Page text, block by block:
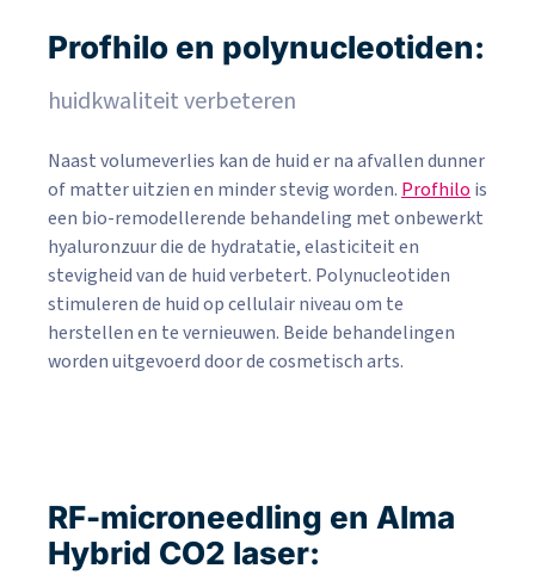
Profhilo en polynucleotiden:
huidkwaliteit verbeteren
Naast volumeverlies kan de huid er na afvallen dunner
of matter uitzien en minder stevig worden. Profhilo is
een bio-remodellerende behandeling met onbewerkt
hyaluronzuur die de hydratatie, elasticiteit en
stevigheid van de huid verbetert. Polynucleotiden
stimuleren de huid op cellulair niveau om te
herstellen en te vernieuwen. Beide behandelingen
worden uitgevoerd door de cosmetisch arts.
RF-microneedling en Alma
Hybrid CO2 laser: